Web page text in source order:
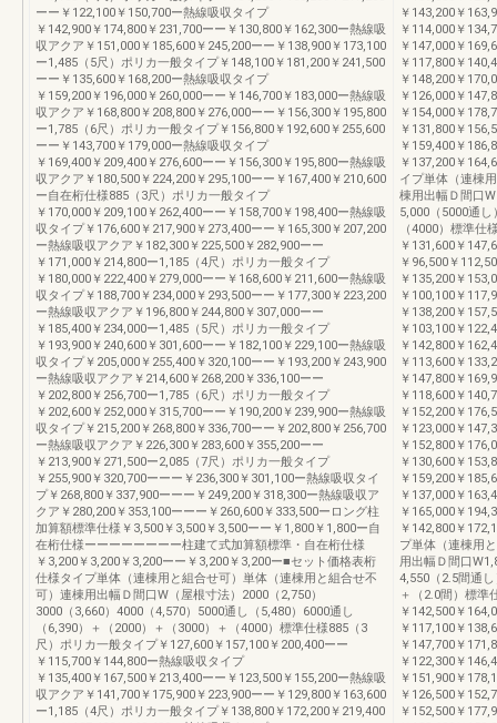
ーー￥122,100￥150,700ー熱線吸収タイプ
￥142,900￥174,800￥231,700ーー￥130,800￥162,300ー熱線吸
収アクア￥151,000￥185,600￥245,200ーー￥138,900￥173,100
ー1,485（5尺）ポリカ一般タイプ￥148,100￥181,200￥241,500
ーー￥135,600￥168,200ー熱線吸収タイプ
￥159,200￥196,000￥260,000ーー￥146,700￥183,000ー熱線吸
収アクア￥168,800￥208,800￥276,000ーー￥156,300￥195,800
ー1,785（6尺）ポリカ一般タイプ￥156,800￥192,600￥255,600
ーー￥143,700￥179,000ー熱線吸収タイプ
￥169,400￥209,400￥276,600ーー￥156,300￥195,800ー熱線吸
収アクア￥180,500￥224,200￥295,100ーー￥167,400￥210,600
ー自在桁仕様885（3尺）ポリカ一般タイプ
￥170,000￥209,100￥262,400ーー￥158,700￥198,400ー熱線吸
収タイプ￥176,600￥217,900￥273,400ーー￥165,300￥207,200
ー熱線吸収アクア￥182,300￥225,500￥282,900ーー
￥171,000￥214,800ー1,185（4尺）ポリカ一般タイプ
￥180,000￥222,400￥279,000ーー￥168,600￥211,600ー熱線吸
収タイプ￥188,700￥234,000￥293,500ーー￥177,300￥223,200
ー熱線吸収アクア￥196,800￥244,800￥307,000ーー
￥185,400￥234,000ー1,485（5尺）ポリカ一般タイプ
￥193,900￥240,600￥301,600ーー￥182,100￥229,100ー熱線吸
収タイプ￥205,000￥255,400￥320,100ーー￥193,200￥243,900
ー熱線吸収アクア￥214,600￥268,200￥336,100ーー
￥202,800￥256,700ー1,785（6尺）ポリカ一般タイプ
￥202,600￥252,000￥315,700ーー￥190,200￥239,900ー熱線吸
収タイプ￥215,200￥268,800￥336,700ーー￥202,800￥256,700
ー熱線吸収アクア￥226,300￥283,600￥355,200ーー
￥213,900￥271,500ー2,085（7尺）ポリカ一般タイプ
￥255,900￥320,700ーーー￥236,300￥301,100ー熱線吸収タイ
プ￥268,800￥337,900ーーー￥249,200￥318,300ー熱線吸収ア
クア￥280,200￥353,100ーーー￥260,600￥333,500ーロング柱
加算額標準仕様￥3,500￥3,500￥3,500ーー￥1,800￥1,800ー自
在桁仕様ーーーーーーーー柱建て式加算額標準・自在桁仕様
￥3,200￥3,200￥3,200ーー￥3,200￥3,200ー■セット価格表桁
仕様タイプ単体（連棟用と組合せ可）単体（連棟用と組合せ不
可）連棟用出幅Ｄ間口W（屋根寸法）2000（2,750）
3000（3,660）4000（4,570）5000通し（5,480）6000通し
（6,390）＋（2000）＋（3000）＋（4000）標準仕様885（3
尺）ポリカ一般タイプ￥127,600￥157,100￥200,400ーー
￥115,700￥144,800ー熱線吸収タイプ
￥135,400￥167,500￥213,400ーー￥123,500￥155,200ー熱線吸
収アクア￥141,700￥175,900￥223,900ーー￥129,800￥163,600
ー1,185（4尺）ポリカ一般タイプ￥138,800￥172,200￥219,400
￥143,200￥
￥114,000￥
￥147,000￥
￥117,800￥
￥148,200￥
￥126,000￥
￥154,000￥
￥131,800￥
￥159,400￥
￥137,200￥
イプ単体（連棟
棟用出幅Ｄ間口
5,000（5000通
（4000）標準仕
￥131,600￥
￥96,500￥
￥135,200￥
￥100,100￥
￥138,200￥
￥103,100￥
￥142,800￥
￥113,600￥
￥147,800￥
￥118,600￥
￥152,200￥
￥123,000￥
￥152,800￥
￥130,600￥
￥159,200￥
￥137,000￥
￥165,000￥
￥142,800￥
プ単体（連棟用
用出幅Ｄ間口
4,550（2.5間通
＋（2.0間）標準
￥142,500￥
￥117,100￥
￥147,700￥
￥122,300￥
￥151,900￥
￥126,500￥
￥152,500￥